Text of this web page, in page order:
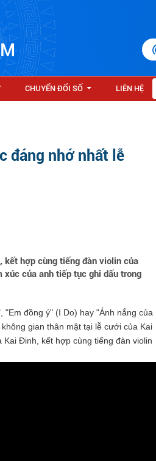
CHUYỂN ĐỔI SỐ LIÊN HỆ
đáng nhớ nhất lễ
hợp cùng tiếng đàn violin của
xúc của anh tiếp tục ghi dấu trong
đồng ý" (I Do) hay "Ánh nắng của
gian thân mật tại lễ cưới của Kai
Đinh, kết hợp cùng tiếng đàn violin